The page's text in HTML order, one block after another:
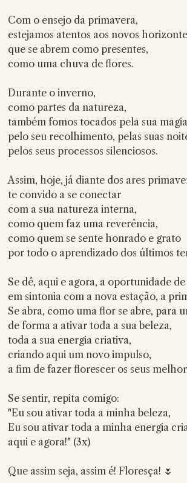
Com o ensejo da primavera,
estejamos atentos aos novos
que se abrem como presentes,
como uma chuva de flores.
Durante o inverno,
como partes da natureza,
também fomos tocados pela sua
pelo seu recolhimento, pelas suas
pelos seus processos silenciosos.
Assim, hoje, já diante dos ares
te convido a se conectar
com a sua natureza interna,
como quem faz uma reverência,
como quem se sente honrado e grato
por todo o aprendizado dos últimos
Se dê, aqui e agora, a oportunidade
em sintonia com a nova estação, a
Se abra, como uma flor se abre, para
de forma a ativar toda a sua beleza,
toda a sua energia criativa,
criando aqui um novo impulso,
a fim de fazer florescer os seus
Se sentir, repita comigo:
"Eu sou ativar toda a minha beleza,
Eu sou ativar toda a minha energia
aqui e agora!" (3x)
Que assim seja, assim é! Floresça! 🌷